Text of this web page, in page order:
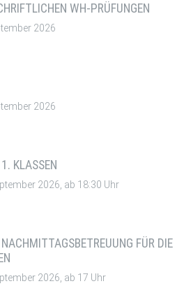
WH-PRÜFUNGEN
2026
2026
KLASSEN
2026, ab 18:30 Uhr
FÜR DIE
2026, ab 17 Uhr